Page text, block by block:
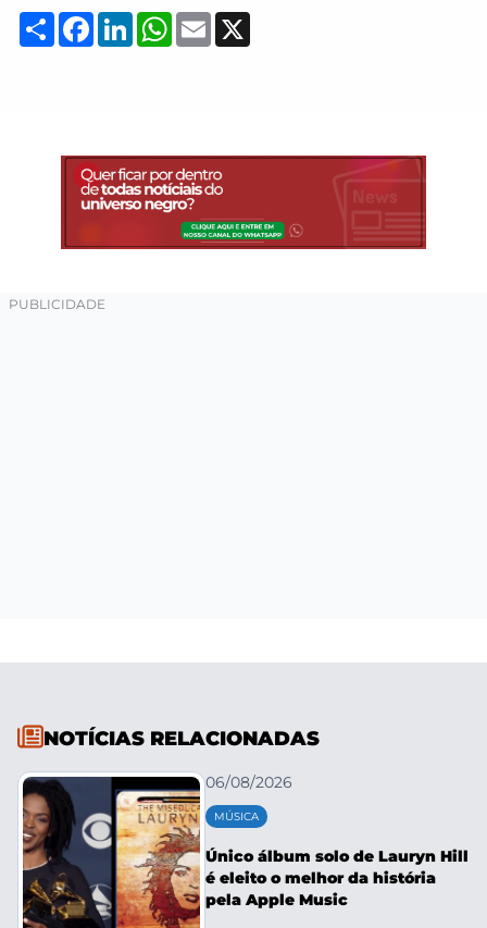
Compartilhar
Facebook
LinkedInWhatsApp
Email
NOTÍCIAS RELACIONADAS
06/08/2026
MÚSICA
Único álbum solo de Lauryn Hill
é eleito o melhor da história
pela Apple Music